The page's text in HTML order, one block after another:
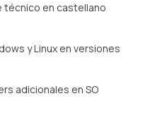
técnico en castellano
y Linux en versiones
adicionales en SO